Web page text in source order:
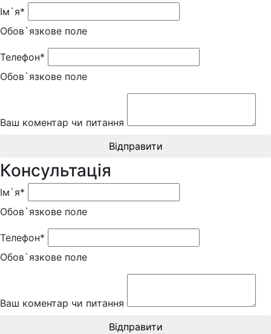
Ім`я*
Обов`язкове поле
Телефон*
Обов`язкове поле
Ваш коментар чи питання
Відправити
Консультація
Ім`я*
Обов`язкове поле
Телефон*
Обов`язкове поле
Ваш коментар чи питання
Відправити